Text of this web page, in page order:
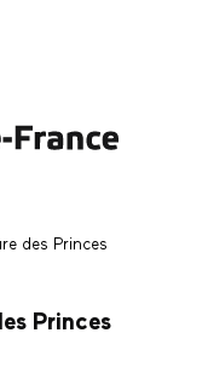
des Princes
Princes